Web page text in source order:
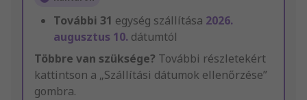
További 31 egység szállítása 2026.
augusztus 10. dátumtól
Többre van szüksége? További részletekért
kattintson a „Szállítási dátumok ellenőrzése”
gombra.